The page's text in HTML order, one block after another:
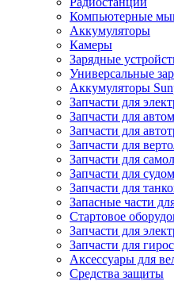
Компьютерные
Аккумуляторы
Камеры
Зарядные
Универсальные
Аккумуляторы
Запчасти для
Запчасти для
Запчасти для
Запчасти для
Запчасти для
Запчасти для
Запчасти для
Запасные части
Стартовое
Запчасти для
Запчасти для
Аксессуары для
Средства защиты